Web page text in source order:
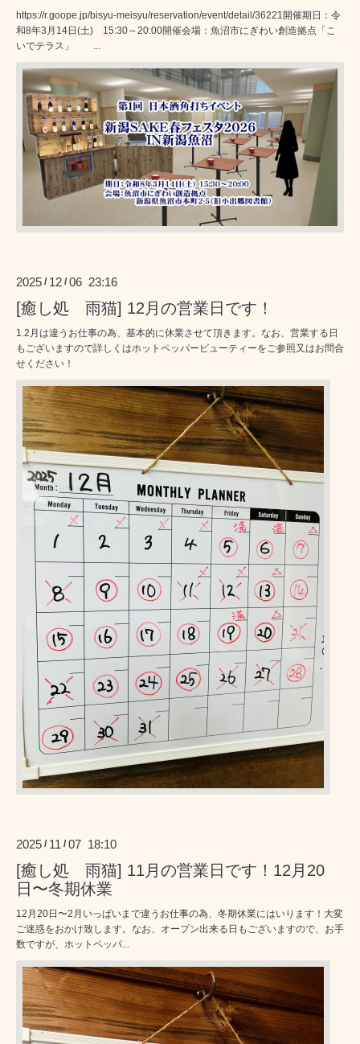
https://r.goope.jp/bisyu-meisyu/reservation/event/detail/36221開催期日：令
和8年3月14日(土) 15:30～20:00開催会場：魚沼市にぎわい創造拠点「こ
いでテラス」 ...
2025 / 12 /06 23:16
[癒し処 雨猫] 12月の営業日です！
1.2月は違うお仕事の為、基本的に休業させて頂きます。なお、営業する日
もございますので詳しくはホットペッパービューティーをご参照又はお問合
せください！
2025 / 11 /07 18:10
[癒し処 雨猫] 11月の営業日です！12月20
日〜冬期休業
12月20日〜2月いっぱいまで違うお仕事の為、冬期休業にはいります！大変
ご迷惑をおかけ致します。なお、オープン出来る日もございますので、お手
数ですが、ホットペッパ...